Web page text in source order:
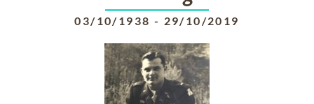
03/10/1938 - 29/10/2019